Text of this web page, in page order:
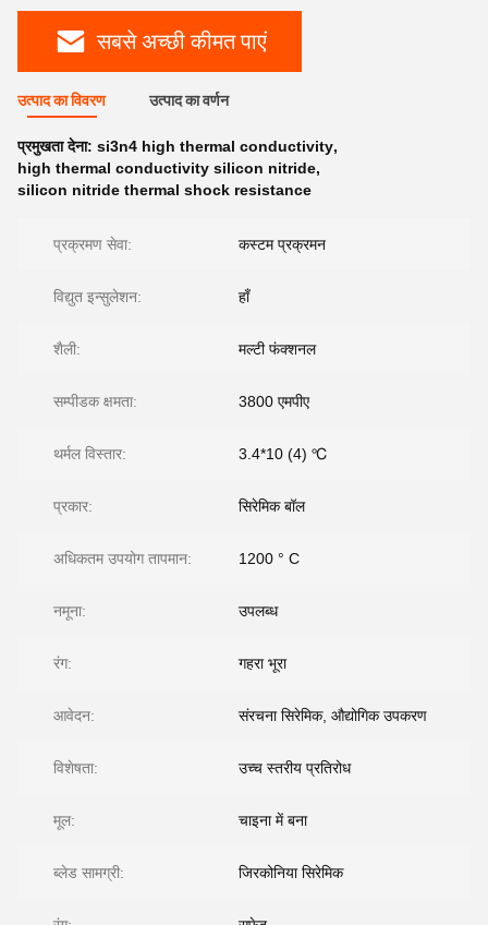
सबसे अच्छी कीमत पाएं
उत्पाद का विवरण उत्पाद का वर्णन
प्रमुखता देना: si3n4 high thermal conductivity,
high thermal conductivity silicon nitride,
silicon nitride thermal shock resistance
प्रक्रमण सेवा: कस्टम प्रक्रमन
विद्युत इन्सुलेशन: हाँ
शैली: मल्टी फंक्शनल
सम्पीडक क्षमता: 3800 एमपीए
थर्मल विस्तार: 3.4*10 (4) ℃
प्रकार: सिरेमिक बॉल
अधिकतम उपयोग तापमान: 1200 ° C
नमूना: उपलब्ध
रंग: गहरा भूरा
आवेदन: संरचना सिरेमिक, औद्योगिक उपकरण
विशेषता: उच्च स्तरीय प्रतिरोध
मूल: चाइना में बना
ब्लेड सामग्री: जिरकोनिया सिरेमिक